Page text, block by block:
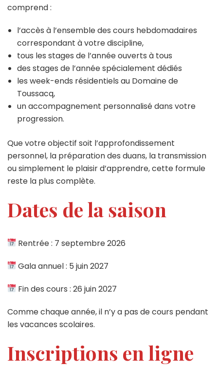
comprend :
l’accès à l’ensemble des cours hebdomadaires
correspondant à votre discipline,
tous les stages de l’année ouverts à tous
des stages de l’année spécialement dédiés
les week-ends résidentiels au Domaine de
Toussacq,
un accompagnement personnalisé dans votre
progression.
Que votre objectif soit l’approfondissement
personnel, la préparation des duans, la transmission
ou simplement le plaisir d’apprendre, cette formule
reste la plus complète.
Dates de la saison
Rentrée : 7 septembre 2026
Gala annuel : 5 juin 2027
Fin des cours : 26 juin 2027
Comme chaque année, il n’y a pas de cours pendant
les vacances scolaires.
Inscriptions en ligne